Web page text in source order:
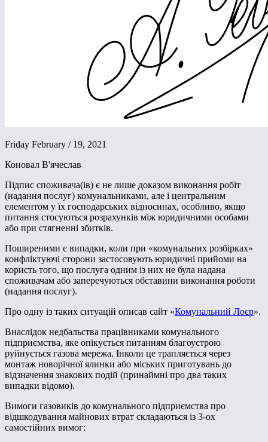
Friday February / 19, 2021
Коновал В'ячеслав
Підпис споживача(ів) є не лише доказом виконання робіт
(надання послуг) комунальниками, але і центральним
елементом у їх господарських відносинах, особливо, якщо
питання стосуються розрахунків між юридичними особами
або при стягненні збитків.
Поширеними є випадки, коли при «комунальних розбірках»
конфліктуючі сторони застосовують юридичні прийоми на
користь того, що послуга одним із них не була надана
споживачам або заперечуються обставини виконання роботи
(надання послуг).
Про одну із таких ситуацій описав сайт «Комунальний Лоєр».
Внаслідок недбальства працівниками комунального
підприємства, яке опікується питанням благоустрою
руйнується газова мережа. Інколи це трапляється через
монтаж новорічної ялинки або міських приготувань до
відзначення знакових подій (принаймні про два таких
випадки відомо).
Вимоги газовиків до комунального підприємства про
відшкодування майнових втрат складаються із 3-ох
самостійних вимог: